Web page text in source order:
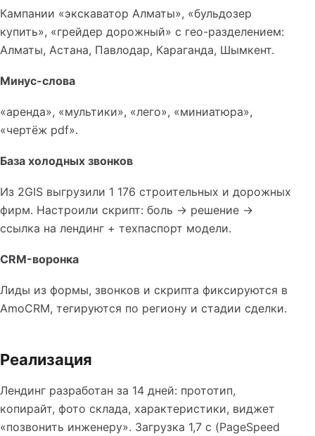
Кампании «экскаватор Алматы», «бульдозер
купить», «грейдер дорожный» с гео-разделением:
Алматы, Астана, Павлодар, Караганда, Шымкент.
Минус-слова
«аренда», «мультики», «лего», «миниатюра»,
«чертёж pdf».
База холодных звонков
Из 2GIS выгрузили 1 176 строительных и дорожных
фирм. Настроили скрипт: боль → решение →
ссылка на лендинг + техпаспорт модели.
CRM-воронка
Лиды из формы, звонков и скрипта фиксируются в
AmoCRM, тегируются по региону и стадии сделки.
Реализация
Лендинг разработан за 14 дней: прототип,
копирайт, фото склада, характеристики, виджет
«позвонить инженеру». Загрузка 1,7 с (PageSpeed